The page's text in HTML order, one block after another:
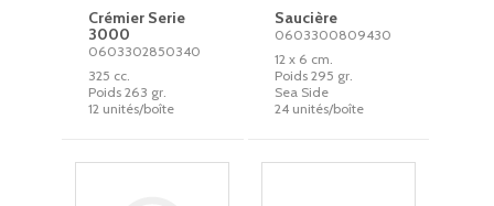
Crémier Serie
3000
0603302850340
325 cc.
Poids 263 gr.
12 unités/boîte
Saucière
0603300809430
12 x 6 cm.
Poids 295 gr.
Sea Side
24 unités/boîte